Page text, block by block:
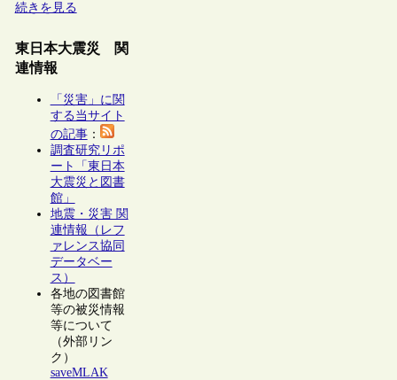
続きを見る
東日本大震災 関
連情報
「災害」に関
する当サイト
の記事：
調査研究リポ
ート「東日本
大震災と図書
館」
地震・災害 関
連情報（レフ
ァレンス協同
データベー
ス）
各地の図書館
等の被災情報
等について
（外部リン
ク）
saveMLAK